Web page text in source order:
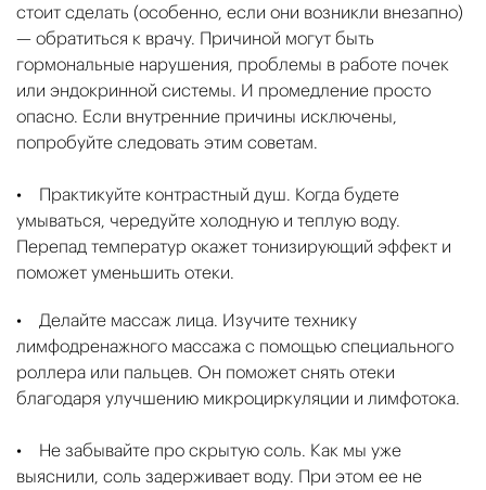
стоит сделать (особенно, если они возникли внезапно)
— обратиться к врачу. Причиной могут быть
гормональные нарушения, проблемы в работе почек
или эндокринной системы. И промедление просто
опасно. Если внутренние причины исключены,
попробуйте следовать этим советам.
• Практикуйте контрастный душ. Когда будете
умываться, чередуйте холодную и теплую воду.
Перепад температур окажет тонизирующий эффект и
поможет уменьшить отеки.
• Делайте массаж лица. Изучите технику
лимфодренажного массажа с помощью специального
роллера или пальцев. Он поможет снять отеки
благодаря улучшению микроциркуляции и лимфотока.
• Не забывайте про скрытую соль. Как мы уже
выяснили, соль задерживает воду. При этом ее не